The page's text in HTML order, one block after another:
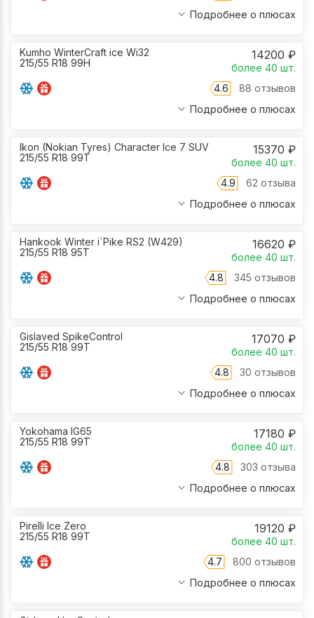
Подробнее о плюсах
Kumho WinterCraft ice Wi32
215/55 R18 99H
14200 ₽
более 40 шт.
4.6
88 отзывов
Подробнее о плюсах
Ikon (Nokian Tyres) Character Ice 7 SUV
215/55 R18 99T
15370 ₽
более 40 шт.
4.9
62 отзыва
Подробнее о плюсах
Hankook Winter i`Pike RS2 (W429)
215/55 R18 95T
16620 ₽
более 40 шт.
4.8
345 отзывов
Подробнее о плюсах
Gislaved SpikeControl
215/55 R18 99T
17070 ₽
более 40 шт.
4.8
30 отзывов
Подробнее о плюсах
Yokohama IG65
215/55 R18 99T
17180 ₽
более 40 шт.
4.8
303 отзыва
Подробнее о плюсах
Pirelli Ice Zero
215/55 R18 99T
19120 ₽
более 40 шт.
4.7
800 отзывов
Подробнее о плюсах